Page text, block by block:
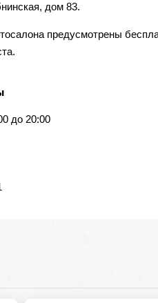
дом 83.
предусмотрены
до 20:00